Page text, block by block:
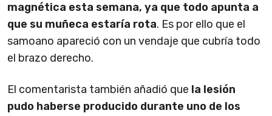
magnética esta semana, ya que todo apunta a
que su muñeca estaría rota. Es por ello que el
samoano apareció con un vendaje que cubría todo
el brazo derecho.
El comentarista también añadió que la lesión
pudo haberse producido durante uno de los